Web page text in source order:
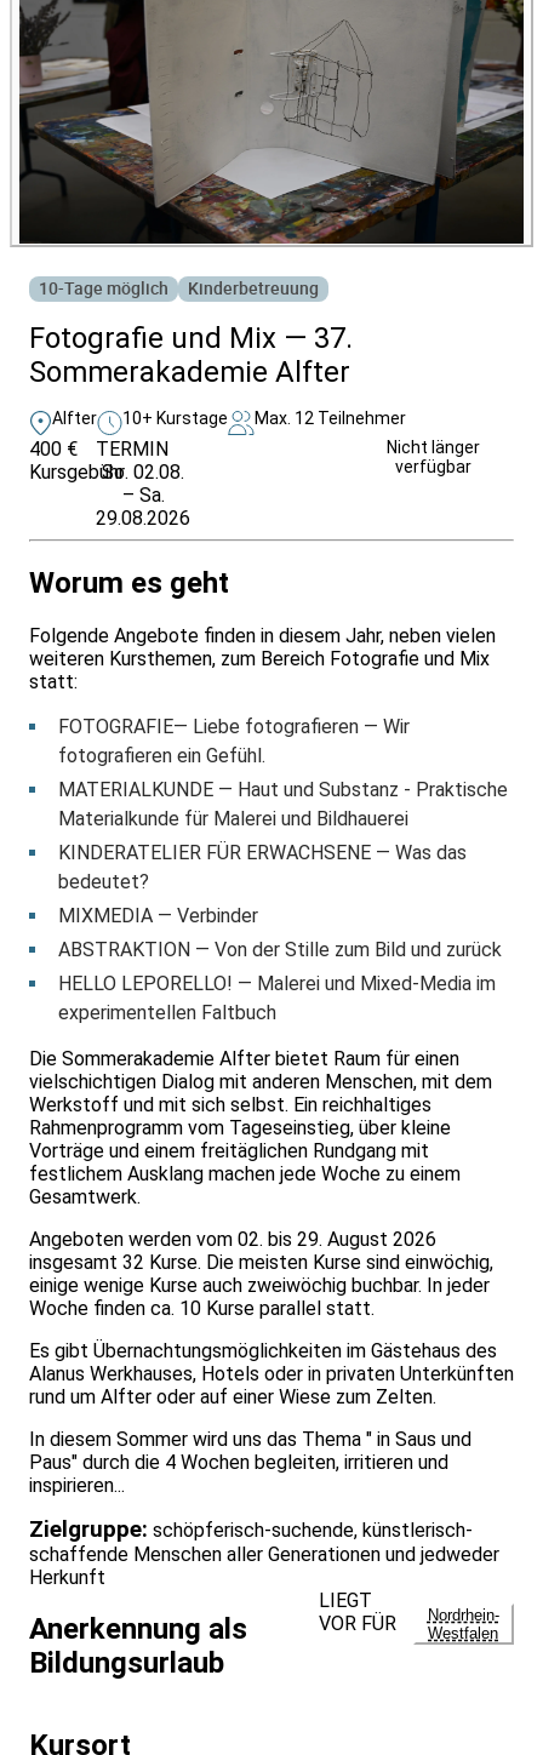
10-Tage möglich Kinderbetreuung
Fotografie und Mix — 37.
Sommerakademie Alfter
Alfter 10+ Kurstage Max. 12 Teilnehmer
400 €
Kursgebühr
TERMIN
So. 02.08.
– Sa.
29.08.2026
Nicht länger
verfügbar
Worum es geht
Folgende Angebote finden in diesem Jahr, neben vielen
weiteren Kursthemen, zum Bereich Fotografie und Mix
statt:
FOTOGRAFIE— Liebe fotografieren — Wir
fotografieren ein Gefühl.
MATERIALKUNDE — Haut und Substanz - Praktische
Materialkunde für Malerei und Bildhauerei
KINDERATELIER FÜR ERWACHSENE — Was das
bedeutet?
MIXMEDIA — Verbinder
ABSTRAKTION — Von der Stille zum Bild und zurück
HELLO LEPORELLO! — Malerei und Mixed-Media im
experimentellen Faltbuch
Die Sommerakademie Alfter bietet Raum für einen
vielschichtigen Dialog mit anderen Menschen, mit dem
Werkstoff und mit sich selbst. Ein reichhaltiges
Rahmenprogramm vom Tageseinstieg, über kleine
Vorträge und einem freitäglichen Rundgang mit
festlichem Ausklang machen jede Woche zu einem
Gesamtwerk.
Angeboten werden vom 02. bis 29. August 2026
insgesamt 32 Kurse. Die meisten Kurse sind einwöchig,
einige wenige Kurse auch zweiwöchig buchbar. In jeder
Woche finden ca. 10 Kurse parallel statt.
Es gibt Übernachtungsmöglichkeiten im Gästehaus des
Alanus Werkhauses, Hotels oder in privaten Unterkünften
rund um Alfter oder auf einer Wiese zum Zelten.
In diesem Sommer wird uns das Thema " in Saus und
Paus" durch die 4 Wochen begleiten, irritieren und
inspirieren...
Zielgruppe: schöpferisch-suchende, künstlerisch-
schaffende Menschen aller Generationen und jedweder
Herkunft
Anerkennung als
Bildungsurlaub
LIEGT
VOR FÜR
Nordrhein-
Westfalen
Kursort